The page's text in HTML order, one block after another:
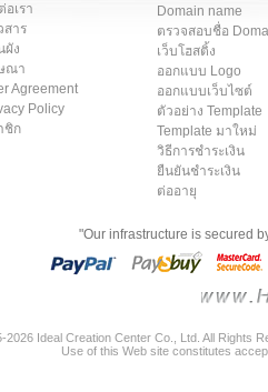
อเรา
สาร
ผัง
ณา
Agreement
Policy
ชิก
Domain name
ตรวจสอบชื่อ
เว็บโฮสติ้ง
ออกแบบ Logo
ออกแบบเว็บไซต์
ตัวอย่าง Template
Template มาใหม่
วิธีการชำระเงิน
ยืนยันชำระเงิน
ต่ออายุ
"Our infrastructure is secured
2026 Ideal Creation Center Co., Ltd. All Rights
Use of this Web site constitutes